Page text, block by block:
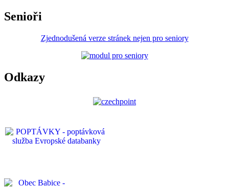
Senioři
Zjednodušená verze stránek nejen pro seniory
Odkazy